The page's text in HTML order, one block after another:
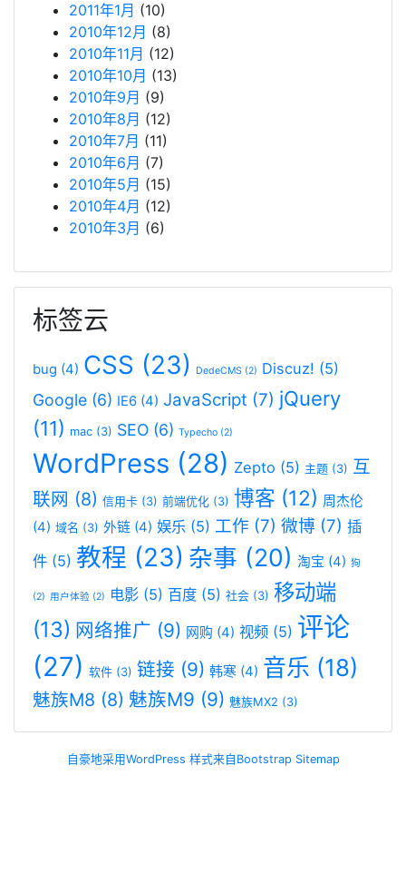
2011年1月 (10)
2010年12月 (8)
2010年11月 (12)
2010年10月 (13)
2010年9月 (9)
2010年8月 (12)
2010年7月 (11)
2010年6月 (7)
2010年5月 (15)
2010年4月 (12)
2010年3月 (6)
标签云
bug (4) CSS (23) DedeCMS (2) Discuz! (5)
Google (6) IE6 (4) JavaScript (7) jQuery
(11) mac (3) SEO (6) Typecho (2)
WordPress (28) Zepto (5) 主题 (3) 互
联网 (8) 信用卡 (3) 前端优化 (3) 博客 (12) 周杰伦
(4) 域名 (3) 外链 (4) 娱乐 (5) 工作 (7) 微博 (7) 插
件 (5) 教程 (23) 杂事 (20) 淘宝 (4) 狗
(2) 用户体验 (2) 电影 (5) 百度 (5) 社会 (3) 移动端
(13) 网络推广 (9) 网购 (4) 视频 (5) 评论
(27) 软件 (3) 链接 (9) 韩寒 (4) 音乐 (18)
魅族M8 (8) 魅族M9 (9) 魅族MX2 (3)
自豪地采用WordPress 样式来自Bootstrap Sitemap